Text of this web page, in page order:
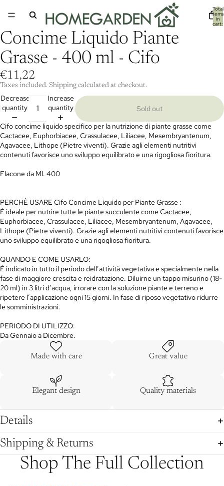
Total
items
in
cart:
Concime Liquido Piante
Grasse - 400 ml - Cifo
€11,22
Taxes included. Shipping calculated at checkout.
Decrease
quantity
Increase
quantity
Sold out
Cifo concime liquido specifico per la nutrizione di piante grasse come
Cactacee, Euphorbiacee, Crassulacee, Liliacee, Mesembryantenum,
Agavacee, Lithope (Pietre viventi). Grazie agli elementi nutritivi
contenuti favorisce uno sviluppo equilibrato e una rigogliosa fioritura.
Flacone da Ml. 400
PERCHÈ USARE Cifo Concime Liquido per Piante Grasse :
È ideale per nutrire tutte le piante succulente come Cactacee,
Euphorbiacee, Crassulacee, Liliacee, Mesembryantenum, Agavacee,
Lithope (Pietre viventi). Grazie agli elementi nutritivi contenuti favorisce
uno sviluppo equilibrato e una rigogliosa fioritura.
QUANDO E COME USARLO:
È indicato in tutto il periodo dell’attività vegetativa e specialmente nella
fase di maggiore crescita e reidratazione. Diluirne un tappo misurino (18-
20 ml) in 3 litri d’acqua, irrorare con la soluzione piante e terreno e
ripetere l’applicazione ogni 15 giorni. In fase di riposo vegetativo ridurre
le somministrazioni.
PERIODO DI UTILIZZO:
Da Gennaio a Dicembre.
Made with care Great value
Elegant design Quality materials
Details
Shipping & Returns
Shop The Full Collection